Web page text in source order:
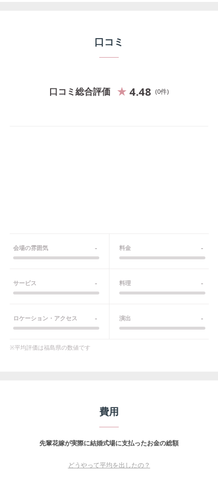
口コミ
口コミ総合評価 4.48 0件
会場の雰囲気 - 料金 -
サービス - 料理 -
ロケーション・アクセス - 演出 -
※平均評価は福島県の数値です
費用
先輩花嫁が実際に結婚式場に支払ったお金の総額
どうやって平均を出したの？